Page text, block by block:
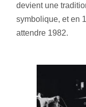
devient une
symbolique, et en
attendre 1982.